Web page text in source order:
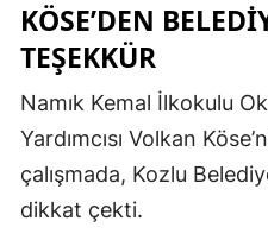
KÖSE’DEN
TEŞEKKÜR
Namık Kemal İlkokulu
Yardımcısı Volkan
çalışmada, Kozlu
dikkat çekti.